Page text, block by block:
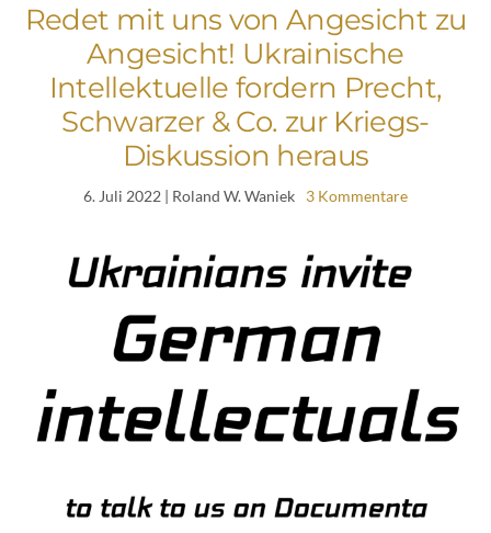
Redet mit uns von Angesicht zu
Angesicht! Ukrainische
Intellektuelle fordern Precht,
Schwarzer & Co. zur Kriegs-
Diskussion heraus
6. Juli 2022 | Roland W. Waniek 3 Kommentare